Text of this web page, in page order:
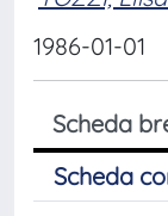
1986-01-01
Scheda
Scheda